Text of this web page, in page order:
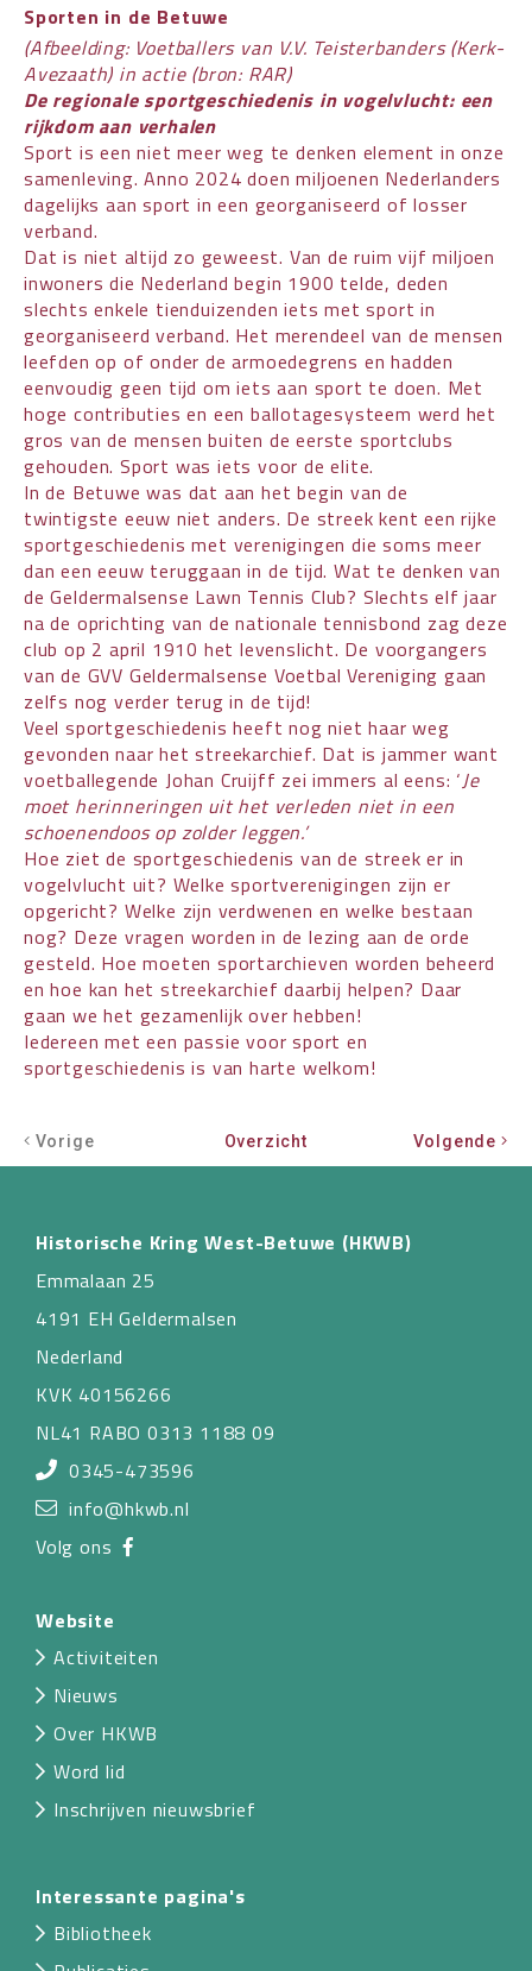
Sporten in de Betuwe
(Afbeelding: Voetballers van V.V. Teisterbanders (Kerk-
Avezaath) in actie (bron: RAR)
De regionale sportgeschiedenis in vogelvlucht: een
rijkdom aan verhalen
Sport is een niet meer weg te denken element in onze
samenleving. Anno 2024 doen miljoenen Nederlanders
dagelijks aan sport in een georganiseerd of losser
verband.
Dat is niet altijd zo geweest. Van de ruim vijf miljoen
inwoners die Nederland begin 1900 telde, deden
slechts enkele tienduizenden iets met sport in
georganiseerd verband. Het merendeel van de mensen
leefden op of onder de armoedegrens en hadden
eenvoudig geen tijd om iets aan sport te doen. Met
hoge contributies en een ballotagesysteem werd het
gros van de mensen buiten de eerste sportclubs
gehouden. Sport was iets voor de elite.
In de Betuwe was dat aan het begin van de
twintigste eeuw niet anders. De streek kent een rijke
sportgeschiedenis met verenigingen die soms meer
dan een eeuw teruggaan in de tijd. Wat te denken van
de Geldermalsense Lawn Tennis Club? Slechts elf jaar
na de oprichting van de nationale tennisbond zag deze
club op 2 april 1910 het levenslicht. De voorgangers
van de GVV Geldermalsense Voetbal Vereniging gaan
zelfs nog verder terug in de tijd!
Veel sportgeschiedenis heeft nog niet haar weg
gevonden naar het streekarchief. Dat is jammer want
voetballegende Johan Cruijff zei immers al eens: ‘Je
moet herinneringen uit het verleden niet in een
schoenendoos op zolder leggen.’
Hoe ziet de sportgeschiedenis van de streek er in
vogelvlucht uit? Welke sportverenigingen zijn er
opgericht? Welke zijn verdwenen en welke bestaan
nog? Deze vragen worden in de lezing aan de orde
gesteld. Hoe moeten sportarchieven worden beheerd
en hoe kan het streekarchief daarbij helpen? Daar
gaan we het gezamenlijk over hebben!
Iedereen met een passie voor sport en
sportgeschiedenis is van harte welkom!
Vorige Overzicht Volgende
Historische Kring West-Betuwe (HKWB)
Emmalaan 25
4191 EH Geldermalsen
Nederland
KVK 40156266
NL41 RABO 0313 1188 09
0345-473596
info@hkwb.nl
Volg ons
Website
Activiteiten
Nieuws
Over HKWB
Word lid
Inschrijven nieuwsbrief
Interessante pagina's
Bibliotheek